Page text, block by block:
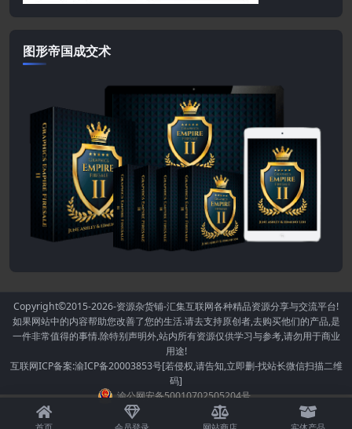
图形帝国成交术
Copyright©2015-2026-资源杂货铺-汇集互联网各种精品资源分享与交流平台!
如果网站中的内容帮助您改善了您的生活.请去支持原创者,去购买他们的产品,是
一件非常值得的事情.除特别声明外,站内所有资源仅供学习与参考,请勿用于商业
用途!
互联网ICP备案:渝ICP备20003853号[若侵权,请告知,立即删-找站长微信扫描二维
码]
渝公网安备50010702505204号